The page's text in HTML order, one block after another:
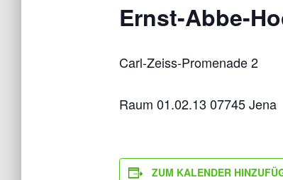
Ernst-Abbe-
Carl-Zeiss-Promenade 2
Raum 01.02.13 07745 Jena
ZUM KALENDER